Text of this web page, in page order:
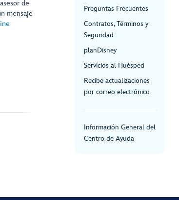
de
mensaje
Preguntas Frecuentes
Contratos, Términos y
Seguridad
planDisney
Servicios al Huésped
Recibe actualizaciones
por correo electrónico
Información General del
Centro de Ayuda